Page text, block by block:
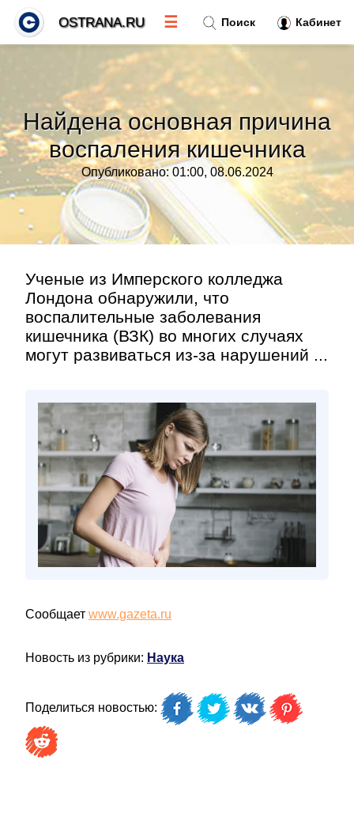
Найдена основная причина
воспаления кишечника
Опубликовано: 01:00, 08.06.2024
Ученые из Имперского колледжа
Лондона обнаружили, что
воспалительные заболевания
кишечника (ВЗК) во многих случаях
могут развиваться из-за нарушений ...
Сообщает www.gazeta.ru
Новость из рубрики: Наука
Поделиться новостью:
Поиск Кабинет
OSTRANA.RU ☰
Тренды новостей»
Рубрики»
Правила»
Контакт»